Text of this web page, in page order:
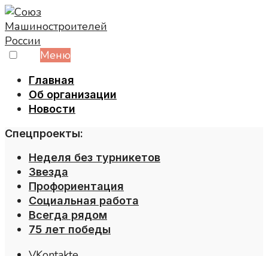
Skip
to
content
Меню
Главная
Об организации
Новости
Спецпроекты:
Неделя без турникетов
Звезда
Профориентация
Социальная работа
Всегда рядом
75 лет победы